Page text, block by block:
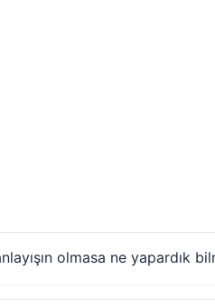
olmasa ne yapardık